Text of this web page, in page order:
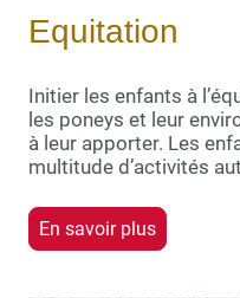
Equitation
Initier les enfants à
les poneys et leur
à leur apporter. Les
multitude d’activités
En savoir plus